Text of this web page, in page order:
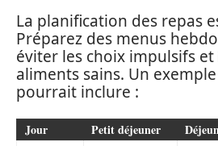
La planification des repas
Préparez des menus
éviter les choix impulsifs
aliments sains. Un
pourrait inclure :
Jour Petit déjeuner